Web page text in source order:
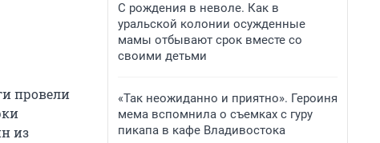
провели
из
С рождения в неволе. Как в
уральской колонии осужденные
мамы отбывают срок вместе со
своими детьми
«Так неожиданно и приятно». Героиня
мема вспомнила о съемках с гуру
пикапа в кафе Владивостока